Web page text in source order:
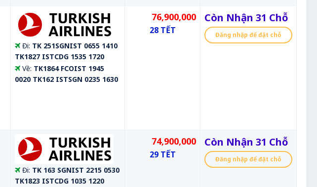
Đi: TK 251SGNIST 0655 1410
TK1827 ISTCDG 1535 1720
Về: TK1864 FCOIST 1945
0020 TK162 ISTSGN 0235 1630
76,900,000
28 TẾT
Còn Nhận 31 Chỗ
Đăng nhập để đặt chỗ
Đi: TK 163 SGNIST 2215 0530
TK1823 ISTCDG 1035 1220
74,900,000
29 TẾT
Còn Nhận 31 Chỗ
Đăng nhập để đặt chỗ